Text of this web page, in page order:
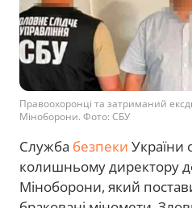
Правоохоронці та затриманий
Міноборони. Фото: СБУ
Служба безпеки України
колишньому директору
Міноборони, який